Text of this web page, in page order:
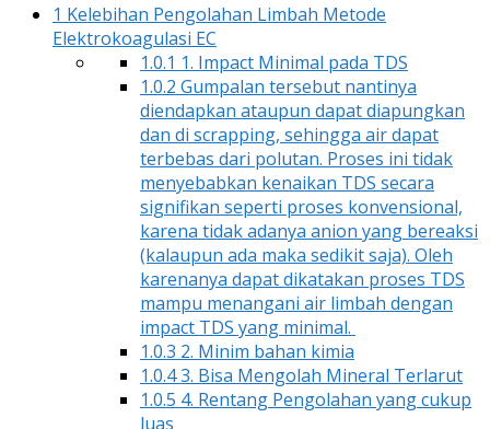
1 Kelebihan Pengolahan Limbah Metode
Elektrokoagulasi EC
1.0.1 1. Impact Minimal pada TDS
1.0.2 Gumpalan tersebut nantinya
diendapkan ataupun dapat diapungkan
dan di scrapping, sehingga air dapat
terbebas dari polutan. Proses ini tidak
menyebabkan kenaikan TDS secara
signifikan seperti proses konvensional,
karena tidak adanya anion yang bereaksi
(kalaupun ada maka sedikit saja). Oleh
karenanya dapat dikatakan proses TDS
mampu menangani air limbah dengan
impact TDS yang minimal.
1.0.3 2. Minim bahan kimia
1.0.43. Bisa Mengolah Mineral Terlarut
1.0.5 4. Rentang Pengolahan yang cukup
luas